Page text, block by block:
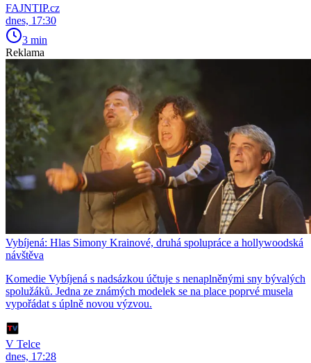
FAJNTIP.cz
dnes, 17:30
3 min
Reklama
Vybíjená: Hlas Simony Krainové, druhá spolupráce a hollywoodská
návštěva
Komedie Vybíjená s nadsázkou účtuje s nenaplněnými sny bývalých
spolužáků. Jedna ze známých modelek se na place poprvé musela
vypořádat s úplně novou výzvou.
V Telce
dnes, 17:28